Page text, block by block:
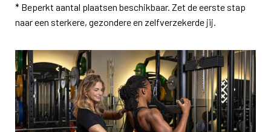
* Beperkt aantal plaatsen beschikbaar. Zet de eerste stap
naar een sterkere, gezondere en zelfverzekerde jij.